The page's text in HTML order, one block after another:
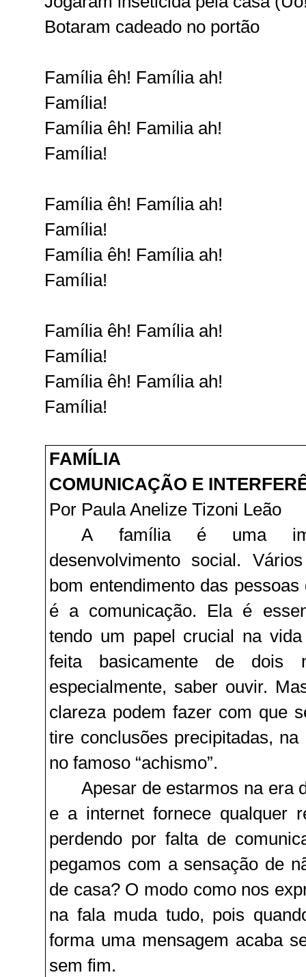
Botaram cadeado no portão
Família êh! Família ah!
Família!
Família êh! Familia ah!
Família!
Família êh! Família ah!
Família!
Família êh! Família ah!
Família!
Família êh! Família ah!
Família!
Família êh! Família ah!
Família!
FAMÍLIA
COMUNICAÇÃO E
Por Paula Anelize Tizoni Leão
A família é uma
desenvolvimento social.
bom entendimento das
é a comunicação. Ela é
tendo um papel crucial na
feita basicamente de dois
especialmente, saber ouvir.
clareza podem fazer com que
tire conclusões precipitadas,
no famoso “achismo”.
Apesar de estarmos na era
e a internet fornece qualquer
perdendo por falta de
pegamos com a sensação de
de casa? O modo como nos
na fala muda tudo, pois
forma uma mensagem acaba
sem fim.